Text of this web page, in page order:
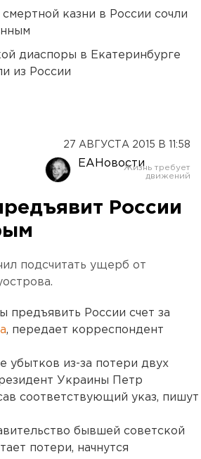
казни в России сочли
диаспоры в Екатеринбурге
из России
27 АВГУСТА 2015 В 11:58
ЕАНовости
России
подсчитать ущерб от
предъявить России счет за
, передает корреспондент
убытков из-за потери двух
Украины Петр
соответствующий указ, пишут
бывшей советской
потери, начнутся